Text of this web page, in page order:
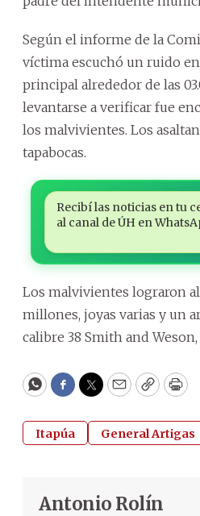
Según el informe de la
víctima escuchó un ruido en
principal alrededor de las
levantarse a verificar fue
los malvivientes. Los
tapabocas.
Recibí las noticias en tu
al canal de ÚH en
Los malvivientes lograron
millones, joyas varias y un
calibre 38 Smith and
WhatsApp
Facebook
Twitter
EmailCopy
Itapúa General Artigas
Antonio Rolín